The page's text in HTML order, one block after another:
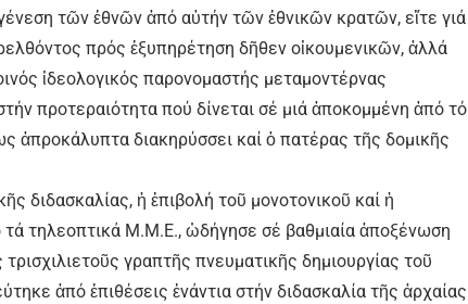
τῶν ἐθνῶν ἀπό αὐτήν τῶν ἐθνικῶν κρατῶν, εἴτε γιά
πρός ἐξυπηρέτηση δῆθεν οἰκουμενικῶν, ἀλλά
ἰδεολογικός παρονομαστής μεταμοντέρνας
προτεραιότητα πού δίνεται σέ μιά ἀποκομμένη ἀπό τό
ἀπροκάλυπτα διακηρύσσει καί ὁ πατέρας τῆς δομικῆς
διδασκαλίας, ἡ ἐπιβολή τοῦ μονοτονικοῦ καί ἡ
τηλεοπτικά Μ.Μ.Ε., ὡδήγησε σέ βαθμιαία ἀποξένωση
γραπτῆς πνευματικῆς δημιουργίας τοῦ
ἀπό ἐπιθέσεις ἐνάντια στήν διδασκαλία τῆς ἀρχαίας